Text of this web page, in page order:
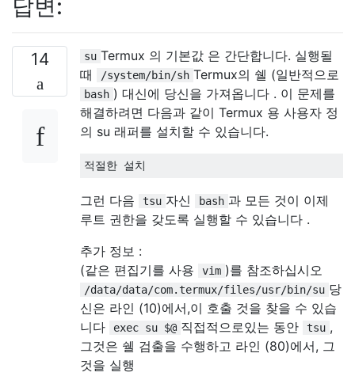
답변:
14 su Termux 의 기본값 은 간단합니다. 실행될
때
/system/bin/sh Termux의 쉘 (일반적으로
bash ) 대신에 당신을 가져옵니다 . 이 문제를
해결하려면 다음과 같이 Termux 용 사용자 정
의 su 래퍼를 설치할 수 있습니다.
적절한 설치
그런 다음 tsu 자신 bash 과 모든 것이 이제
루트 권한을 갖도록 실행할 수 있습니다 .
추가 정보 :
(같은 편집기를 사용
vim )를 참조하십시오
/data/data/com.termux/files/usr/bin/su 당
신은 라인 (10)에서,이 호출 것을 찾을 수 있습
니다
exec su $@ 직접적으로있는 동안 tsu ,
그것은 쉘 검출을 수행하고 라인 (80)에서, 그
것을 실행